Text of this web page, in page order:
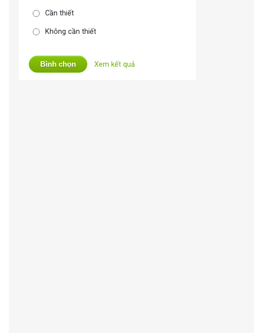
Cần thiết
Không cần thiết
Bình chọn Xem kết quả